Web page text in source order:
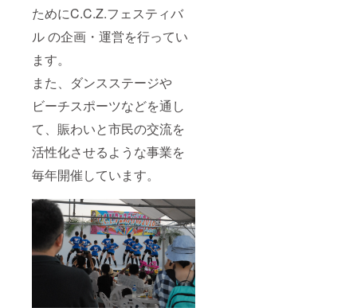
ためにC.C.Z.フェスティバ
ル の企画・運営を行ってい
ます。
また、ダンスステージや
ビーチスポーツなどを通し
て、賑わいと市民の交流を
活性化させるような事業を
毎年開催しています。